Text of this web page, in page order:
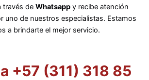
través de Whatsapp y recibe atención
uno de nuestros especialistas. Estamos
a brindarte el mejor servicio.
+57 (311) 318 85